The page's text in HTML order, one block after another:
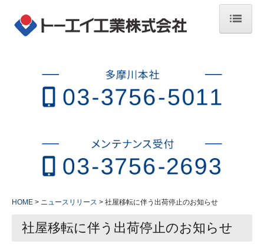
会社案内
ご挨拶・会社概要
環境マネジメントへの取り組み
SDGsへの取り組み
ビジネスと人権
HOME ニュースリリース 社屋移転に伴う出荷停止のお知らせ
社屋移転に伴う出荷停止のお知らせ